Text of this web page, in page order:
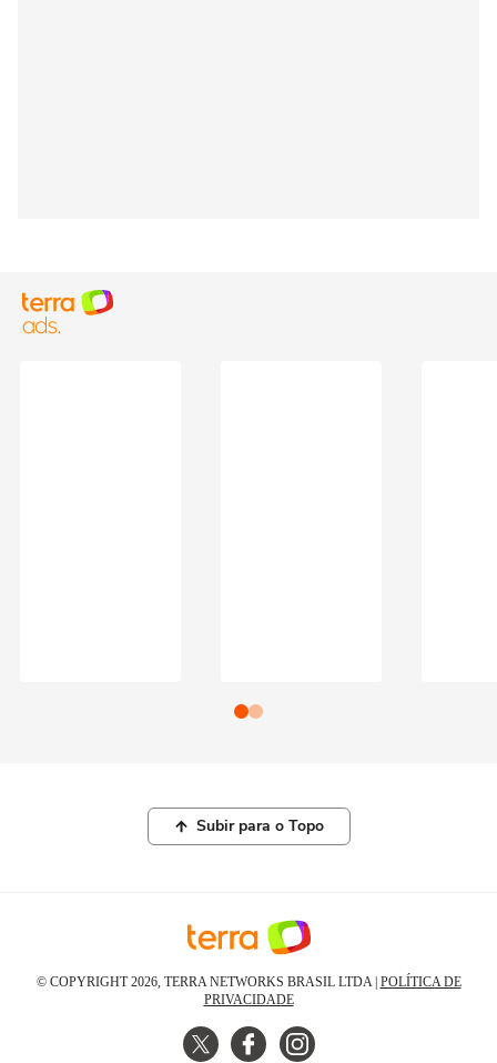
Subir para o Topo
© COPYRIGHT 2026, TERRA NETWORKS BRASIL LTDA | POLÍTICA DE
PRIVACIDADE